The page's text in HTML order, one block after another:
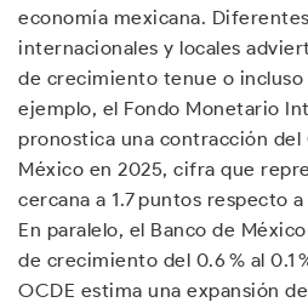
economía mexicana.
internacionales y locales
de crecimiento tenue o
ejemplo, el Fondo Monetario
pronostica una contracción del
México en 2025, cifra que
cercana a 1.7 puntos respecto
En paralelo, el Banco de
de crecimiento del 0.6 % al 0.1
OCDE estima una expansión